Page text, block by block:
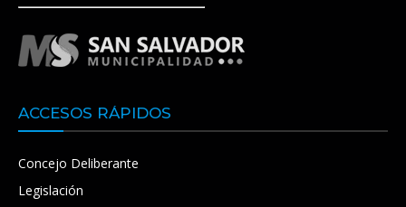
ACCESOS RÁPIDOS
Concejo Deliberante
Legislación